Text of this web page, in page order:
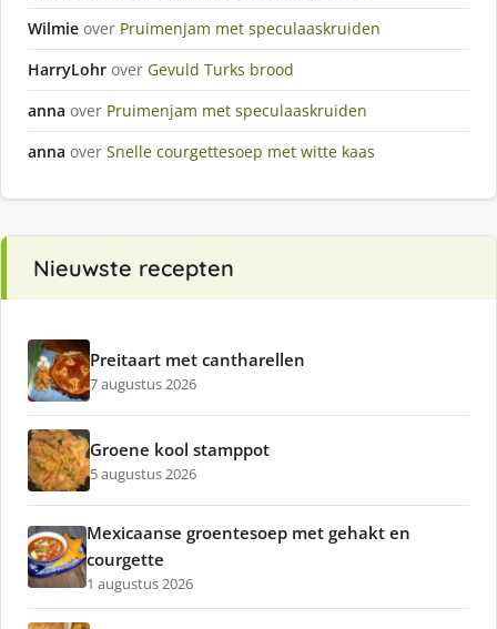
Wilmie over Pruimenjam met speculaaskruiden
HarryLohr over Gevuld Turks brood
anna over Pruimenjam met speculaaskruiden
anna over Snelle courgettesoep met witte kaas
Nieuwste recepten
Preitaart met cantharellen
7 augustus 2026
Groene kool stamppot
5 augustus 2026
Mexicaanse groentesoep met gehakt en
courgette
1 augustus 2026